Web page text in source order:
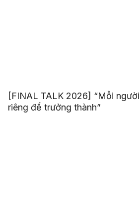
[FINAL TALK 2026] “Mỗi
riêng để trưởng thành”